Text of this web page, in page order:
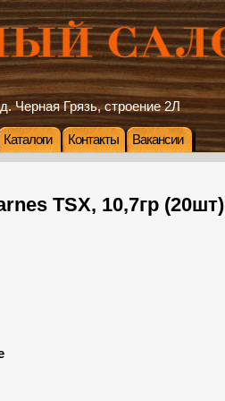
Черная Грязь, строение 2Л
Каталоги Контакты Вакансии
TSX, 10,7гр (20шт)